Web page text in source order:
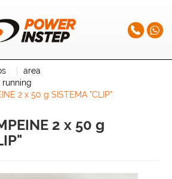
area
2 x 50 g SISTEMA "CLIP"
2 x 50 g